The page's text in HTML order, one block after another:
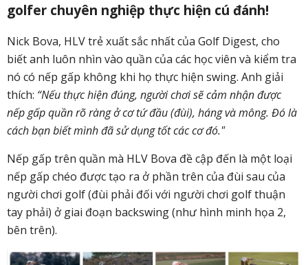
golfer chuyên nghiệp thực hiện cú đánh!
Nick Bova, HLV trẻ xuất sắc nhất của Golf Digest, cho
biết anh luôn nhìn vào quần của các học viên và kiểm tra
nó có nếp gấp không khi họ thực hiện swing. Anh giải
thích: “Nếu thực hiện đúng, người chơi sẽ cảm nhận được
nếp gấp quần rõ ràng ở cơ tứ đầu (đùi), háng và mông. Đó là
cách bạn biết mình đã sử dụng tốt các cơ đó."
Nếp gấp trên quần mà HLV Bova đề cập đến là một loại
nếp gấp chéo được tạo ra ở phần trên của đùi sau của
người chơi golf (đùi phải đối với người chơi golf thuận
tay phải) ở giai đoạn backswing (như hình minh họa 2,
bên trên).